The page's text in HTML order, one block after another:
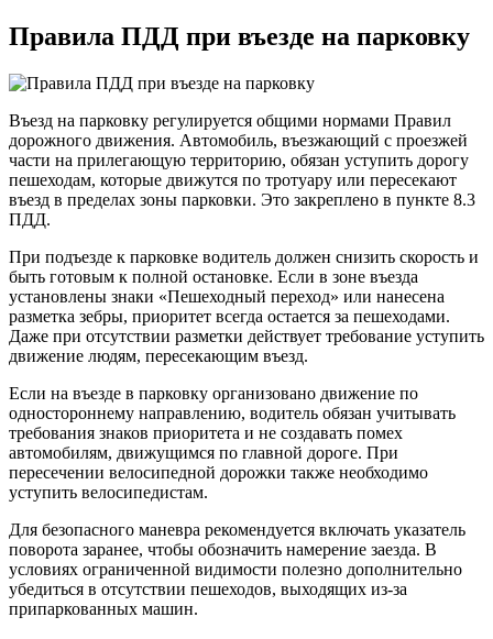
Правила ПДД при въезде на парковку
Въезд на парковку регулируется общими нормами Правил
дорожного движения. Автомобиль, въезжающий с проезжей
части на прилегающую территорию, обязан уступить дорогу
пешеходам, которые движутся по тротуару или пересекают
въезд в пределах зоны парковки. Это закреплено в пункте 8.3
ПДД.
При подъезде к парковке водитель должен снизить скорость и
быть готовым к полной остановке. Если в зоне въезда
установлены знаки «Пешеходный переход» или нанесена
разметка зебры, приоритет всегда остается за пешеходами.
Даже при отсутствии разметки действует требование уступить
движение людям, пересекающим въезд.
Если на въезде в парковку организовано движение по
одностороннему направлению, водитель обязан учитывать
требования знаков приоритета и не создавать помех
автомобилям, движущимся по главной дороге. При
пересечении велосипедной дорожки также необходимо
уступить велосипедистам.
Для безопасного маневра рекомендуется включать указатель
поворота заранее, чтобы обозначить намерение заезда. В
условиях ограниченной видимости полезно дополнительно
убедиться в отсутствии пешеходов, выходящих из-за
припаркованных машин.